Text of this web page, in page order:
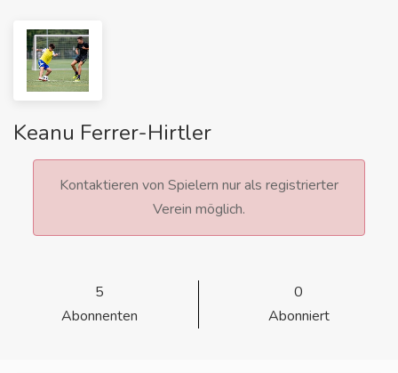
Keanu Ferrer-Hirtler
Kontaktieren von Spielern nur als registrierter
Verein möglich.
5
Abonnenten
0
Abonniert